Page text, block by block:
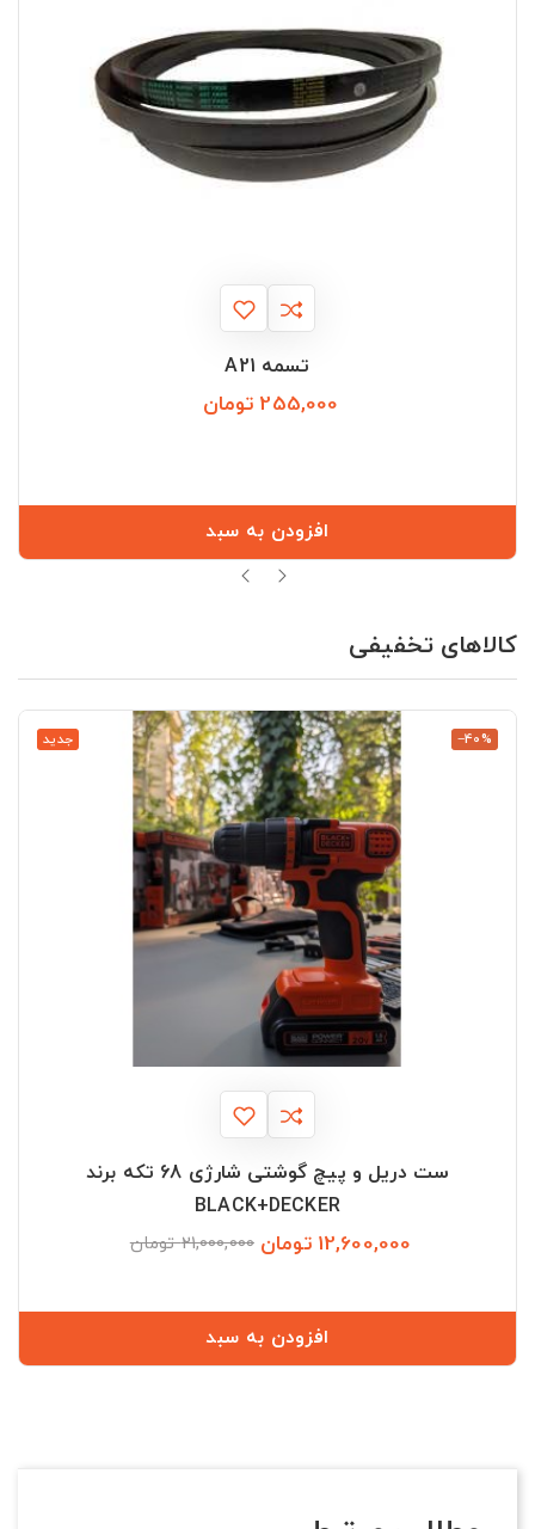
تسمه A21
255,000 تومان
افزودن به سبد
کالاهای تخفیفی
جدید ‎−40%
ست دریل و پیچ گوشتی شارژی 68 تکه برند
BLACK+DECKER
12,600,000 تومان 21,000,000 تومان
افزودن به سبد